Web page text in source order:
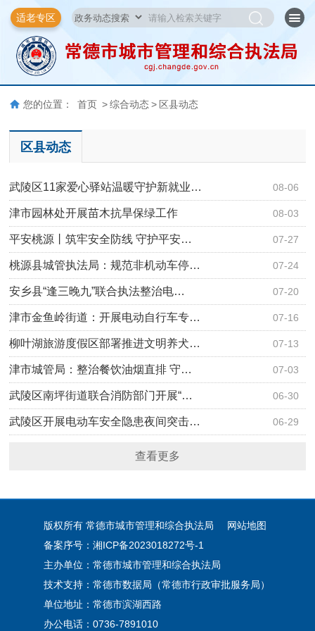
适老专区
您的位置： 首页 > 综合动态 > 区县动态
区县动态
08-06
武陵区11家爱心驿站温暖守护新就业…
08-03
津市园林处开展苗木抗旱保绿工作
07-27
平安桃源丨筑牢安全防线 守护平安…
07-24
桃源县城管执法局：规范非机动车停…
07-20
安乡县“逢三晚九”联合执法整治电…
07-16
津市金鱼岭街道：开展电动自行车专…
07-13
柳叶湖旅游度假区部署推进文明养犬…
07-03
津市城管局：整治餐饮油烟直排 守…
06-30
武陵区南坪街道联合消防部门开展“…
06-29
武陵区开展电动车安全隐患夜间突击…
查看更多
版权所有 常德市城市管理和综合执法局
网站地图
备案序号：湘ICP备2023018272号-1
主办单位：常德市城市管理和综合执法局
技术支持：常德市数据局（常德市行政审批服务局）
单位地址：常德市滨湖西路
办公电话：0736-7891010